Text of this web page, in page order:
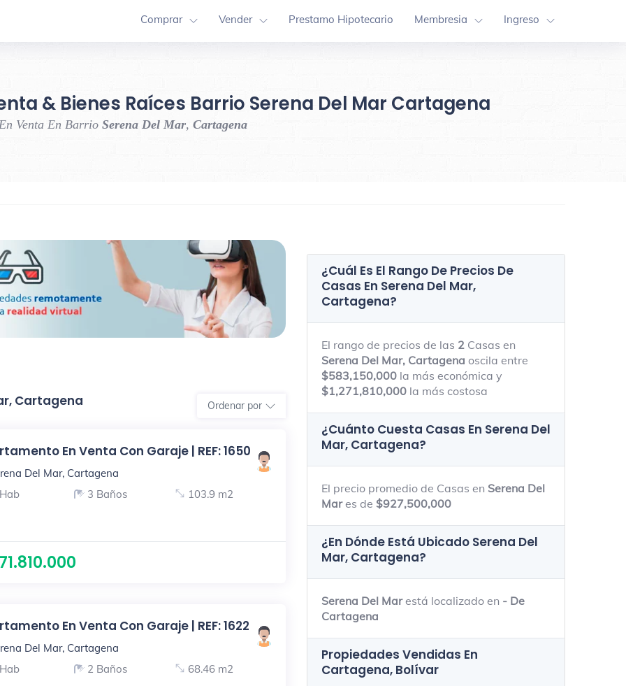
Comprar Vender Prestamo Hipotecario Membresia Ingreso
& Bienes Raíces Barrio Serena Del Mar Cartagena
Venta En Barrio Serena Del Mar, Cartagena
Cartagena Ordenar por
En Venta Con Garaje | REF: 1650
Del Mar, Cartagena
3 Baños 103.9 m2
En Venta Con Garaje | REF: 1622
Del Mar, Cartagena
2 Baños 68.46 m2
¿Cuál Es El Rango De Precios De
Casas En Serena Del Mar,
Cartagena?
El rango de precios de las 2 Casas en
Serena Del Mar, Cartagena oscila entre
$583,150,000 la más económica y
$1,271,810,000 la más costosa
¿Cuánto Cuesta Casas En Serena Del
Mar, Cartagena?
El precio promedio de Casas en Serena Del
Mares de $927,500,000
¿En Dónde Está Ubicado Serena Del
Mar, Cartagena?
Serena Del Marestá localizado en - De
Cartagena
Propiedades Vendidas En
Cartagena, Bolívar